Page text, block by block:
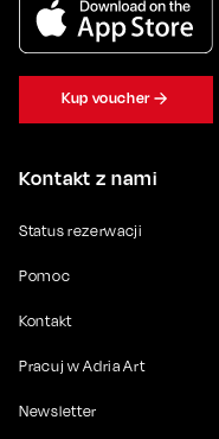
Kontakt z nami
Status rezerwacji
Pomoc
Kontakt
Pracuj w Adria Art
Newsletter
Kup voucher